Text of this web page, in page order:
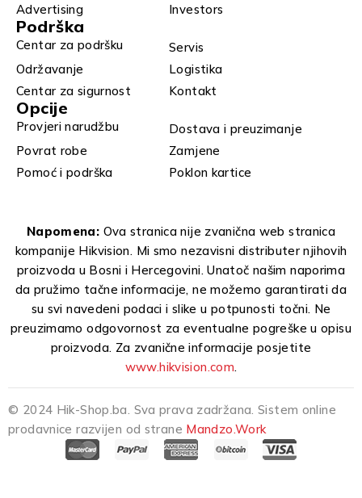
Advertising
Investors
Podrška
Centar za podršku
Servis
Održavanje
Logistika
Centar za sigurnost
Kontakt
Opcije
Provjeri narudžbu
Dostava i preuzimanje
Povrat robe
Zamjene
Pomoć i podrška
Poklon kartice
Napomena: Ova stranica nije zvanična web stranica
kompanije Hikvision. Mi smo nezavisni distributer njihovih
proizvoda u Bosni i Hercegovini. Unatoč našim naporima
da pružimo tačne informacije, ne možemo garantirati da
su svi navedeni podaci i slike u potpunosti točni. Ne
preuzimamo odgovornost za eventualne pogreške u opisu
proizvoda. Za zvanične informacije posjetite
www.hikvision.com.
© 2024 Hik-Shop.ba. Sva prava zadržana. Sistem online
prodavnice razvijen od strane Mandzo.Work